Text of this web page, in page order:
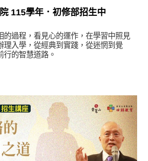
115學年．初修部招生中
的過程，看見心的運作，在學習中照見
理入學，從經典到實踐，從迷惘到覺
行的智慧道路。
最新消息